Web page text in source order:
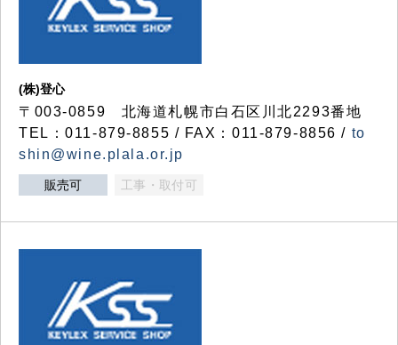
(株)登心
〒003-0859 北海道札幌市白石区川北2293番地
TEL：011-879-8855 / FAX：011-879-8856 / to
shin@wine.plala.or.jp
販売可 工事・取付可